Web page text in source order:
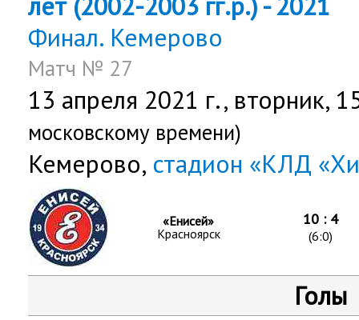
Финал. Кемерово
Матч № 27
13 апреля 2021 г., вторник,
московскому времени)
Кемерово, стадион «КЛД
«Енисей»
Красноярск
10 : 4
(6:0)
Голы